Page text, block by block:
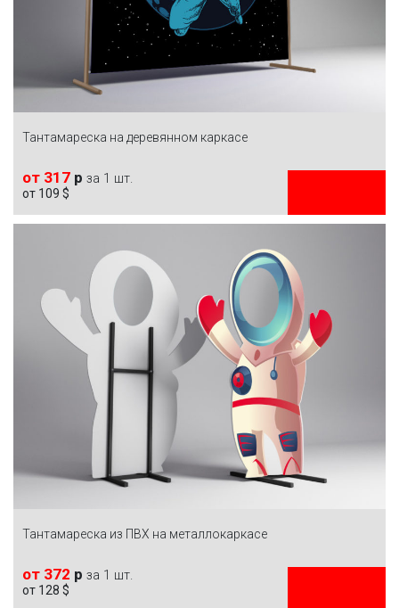
Тантамареска на деревянном каркасе
от 317 р за 1 шт.
от 109 $
ЗАКАЗАТЬ
Тантамареска из ПВХ на металлокаркасе
от 372 р за 1 шт.
от 128 $